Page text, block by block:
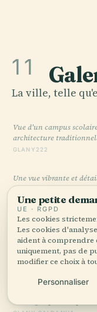
11
La ville, telle
Vue d'un campus
architecture
GLANY222
Une vue vibrante et
l'intérieur d'une église
GLANY SALDANHA
Cette belle église à
architecturaux
GLANY SALDANHA
Un panneau routier à
juridiction de la police
montagne pittoresque et
Une petite
UE · RGPD
Les cookies
Les cookies
aident à comprendre
uniquement, pas de
modifier ce choix à
Personnaliser